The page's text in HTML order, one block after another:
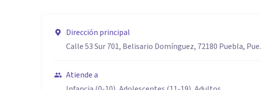
Dirección principal
Calle 53 Sur 701, Belisario Domínguez, 72180 Puebla, Pue.
Atiende a